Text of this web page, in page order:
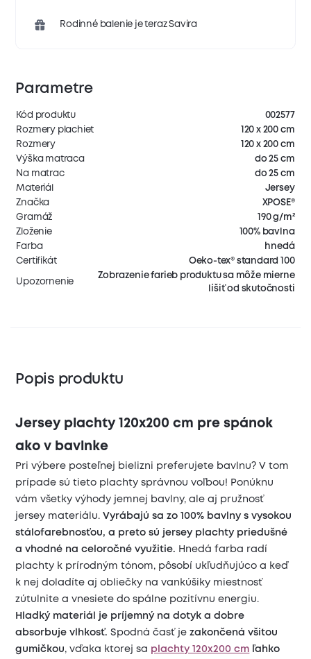
Rodinné balenie je teraz Savira
Parametre
Kód produktu
002577
Rozmery plachiet
120 x 200 cm
Rozmery
120 x 200 cm
Výška matraca
do 25 cm
Na matrac
do 25 cm
Materiál
Jersey
Značka
XPOSE®
Gramáž
190 g/m²
Zloženie
100% bavlna
Farba
hnedá
Certifikát
Oeko-tex® standard 100
Upozornenie
Zobrazenie farieb produktu sa môže mierne
líšiť od skutočnosti
Popis produktu
Jersey plachty 120x200 cm pre spánok
ako v bavlnke
Pri výbere posteľnej bielizni preferujete bavlnu? V tom
prípade sú tieto plachty správnou voľbou! Ponúknu
vám všetky výhody jemnej bavlny, ale aj pružnosť
jersey materiálu. Vyrábajú sa zo 100% bavlny s vysokou
stálofarebnosťou, a preto sú jersey plachty priedušné
a vhodné na celoročné využitie. Hnedá farba radí
plachty k prírodným tónom, pôsobí ukľudňujúco a keď
k nej doladíte aj obliečky na vankúšiky miestnosť
zútulnite a vnesiete do spálne pozitívnu energiu.
Hladký materiál je príjemný na dotyk a dobre
absorbuje vlhkosť. Spodná časť jezakončená všitou
gumičkou, vďaka ktorej sa plachty 120x200 cm ľahko